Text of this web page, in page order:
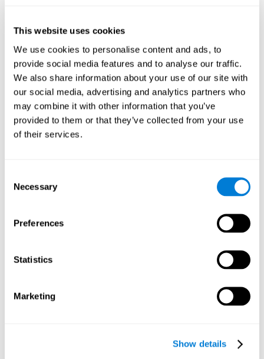
This website uses cookies
We use cookies to personalise content and ads, to
provide social media features and to analyse our traffic.
We also share information about your use of our site with
our social media, advertising and analytics partners who
may combine it with other information that you’ve
provided to them or that they’ve collected from your use
of their services.
Selection
Necessary
Preferences
Statistics
Marketing
Show details
إنّ تدريب الإدراك لكوجنيفيت مؤلّف من أنشطة عصبية-نفسية تنشّط
الدماغ والقدرات المعرفية. تمثّل هذه الأنشطة هذه اجتهاداً لإدراكنا،
الأمر الذي يساعد في أدائنا.
يتمّ تنشيط المناطق المتعلّقة بأنشطة الإدراك بسبب الاجتهاد لتحقيق
مطالب التدريب. إنّ اللدونة العصبية هي الطريقة الدماغية التي تسمح
لدماغنا التكيّف لمطالب التدريب. يسمح لنا التكيّف وتغييرات اتّصالات
دماغنا استخدام القدرات المعرفية المتعلّقة بالإدراك في حياتنا اليومية
النشاط الجيّد للإدراك له أسس علميّ ثابت ويكيّف الأنشطة والصعوبة
بحسب ضروراتنا.
مزايا تمارين التنبيه المعرفي
للإدراك لكوجنيفيت
يعمل كوجنيفين منذ سنوات كثيرة لتكون أنشطة الإدراك ممتازة. إنّ
الغرض أن تكون تدريبات الإدراك سهلة الاستخدام وفعالة لتنشيط
محدّدة:
لإجراء أنشطة الإدراك لكوجنيفيت تكفي خطوى بسيطة. قد سهّل
إنّ الدافع عامل مهمّ لمدّة العلاج. لذلك، أنشأ كوجنيفيت أنشطة للإدراك